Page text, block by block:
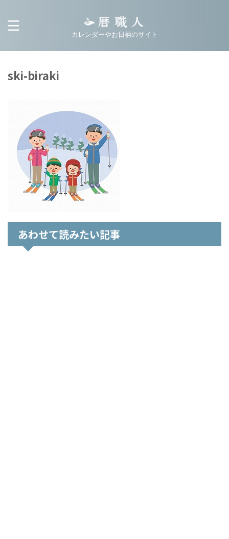
カレンダーやお日柄のサイト
ski-biraki
あわせて読みたい記事